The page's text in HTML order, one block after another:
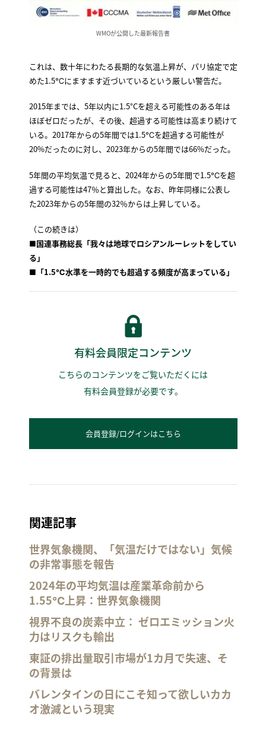
WMOが公開した最新報告書
これは、数十年にわたる長期的な気温上昇が、パリ協定で定
めた1.5℃にますます近づいているという厳しい警告だ。
2015年までは、5年以内に1.5°Cを超える可能性のある年は
ほぼゼロだったが、その後、超過する可能性は高まり続けて
いる。2017年からの5年間では1.5℃を超過する可能性が
20%だったのに対し、2023年からの5年間では66%だった。
5年間の平均気温で見ると、2024年からの5年間で1.5℃を超
過する可能性は47％と算出した。なお、昨年同様に公表し
た2023年からの5年間の32％からは上昇している。
（この続きは）
■国連事務総長「我々は地球でロシアンルーレットをしてい
る」
■「1.5℃水準を一時的でも超過する頻度が高まっている」
有料会員限定コンテンツ
こちらのコンテンツをご覧いただくには
有料会員登録が必要です。
会員登録/ログインはこちら
関連記事
世界気象機関、「気温だけではない」気候
の非常事態を報告
2024年の平均気温は産業革命前から
1.55℃上昇：世界気象機関
視界不良の炭素中立： ゼロエミッション火
力はリスクも輸出
東証の排出量取引市場が1カ月で失速、そ
の背景は
バレンタインの日にこそ知って欲しいカカ
オ激減という現実